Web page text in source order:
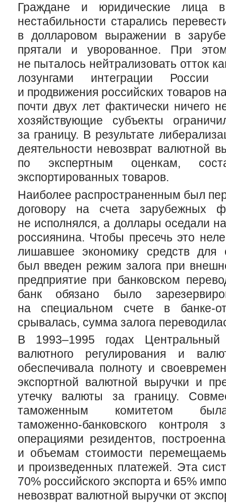
Граждане и юридические лица в
нестабильности старались
в долларовом выражении в
прятали и уворованное. При
не пыталось нейтрализовать отток
лозунгами интеграции
и продвижения российских товаров
почти двух лет фактически ничего
хозяйствующие субъекты
за границу. В результате
деятельности невозврат валютной
по экспертным оценкам,
экспортированных товаров.
Наиболее распространенным был
договору на счета зарубежных
не исполнялся, а доллары оседали
россиянина. Чтобы пресечь это
лишавшее экономику средств для
был введен режим залога при
предприятие при банковском
банк обязано было
на специальном счете в банке-
срывалась, сумма залога
В 1993–1995 годах
валютного регулирования и
обеспечивала полноту и
экспортной валютной выручки и
утечку валюты за границу.
таможенным комитетом
таможенно-банковского контроля
операциями резидентов,
и объемам стоимости
и произведенных платежей. Эта
70% российского экспорта и 65%
невозврат валютной выручки от